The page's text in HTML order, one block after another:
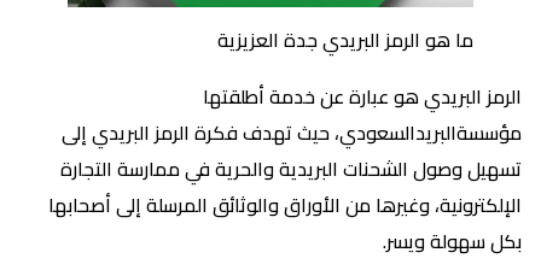
ما هو الرمز البريدي جدة العزيزية
الرمز البريدي هو عبارة عن خدمة أطلقتها
مؤسسةالبريدالسعودي، حيث تهدف فكرة الرمز البريدي إلى
تسهيل وصول الشحنات البريدية والحرية في ممارسة التجارة
الإلكترونية، وغيرها من الأوراق والوثائق المرسلة إلى أصحابها
بكل سهولة ويسر.